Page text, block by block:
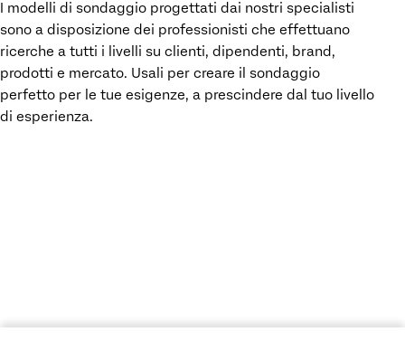
I modelli di sondaggio progettati dai nostri specialisti
sono a disposizione dei professionisti che effettuano
ricerche a tutti i livelli su clienti, dipendenti, brand,
prodotti e mercato. Usali per creare il sondaggio
perfetto per le tue esigenze, a prescindere dal tuo livello
di esperienza.